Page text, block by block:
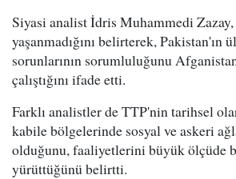
Siyasi analist İdris Muhammedi
yaşanmadığını belirterek, Pakistan'ın
sorunlarının sorumluluğunu
çalıştığını ifade etti.
Farklı analistler de TTP'nin tarihsel
kabile bölgelerinde sosyal ve askeri
olduğunu, faaliyetlerini büyük ölçüde
yürüttüğünü belirtti.